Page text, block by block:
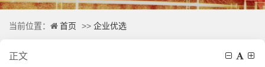
当前位置： 首页 >> 企业优选
正文